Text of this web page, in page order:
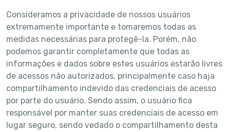
Consideramos a privacidade de nossos usuários
extremamente importante e tomaremos todas as
medidas necessárias para protegê-la. Porém, não
podemos garantir completamente que todas as
informações e dados sobre estes usuários estarão livres
de acessos não autorizados, principalmente caso haja
compartilhamento indevido das credenciais de acesso
por parte do usuário. Sendo assim, o usuário fica
responsável por manter suas credenciais de acesso em
lugar seguro, sendo vedado o compartilhamento desta